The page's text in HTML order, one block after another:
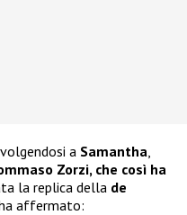
a Samantha
Zorzi, che così ha
la replica della de
affermato: